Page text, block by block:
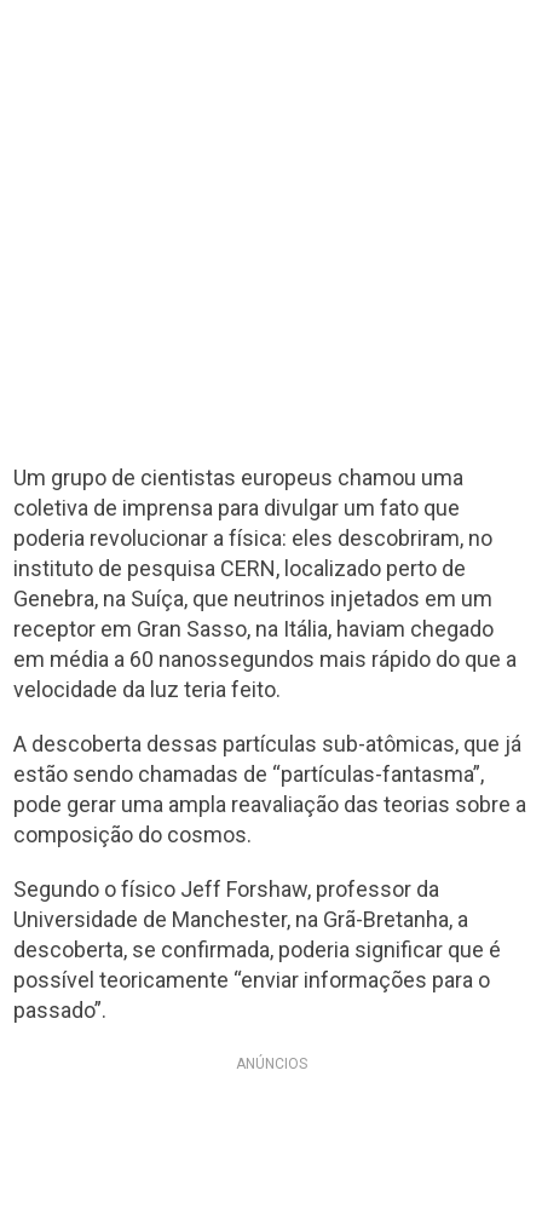
Um grupo de cientistas europeus chamou uma
coletiva de imprensa para divulgar um fato que
poderia revolucionar a física: eles descobriram, no
instituto de pesquisa CERN, localizado perto de
Genebra, na Suíça, que neutrinos injetados em um
receptor em Gran Sasso, na Itália, haviam chegado
em média a 60 nanossegundos mais rápido do que a
velocidade da luz teria feito.
A descoberta dessas partículas sub-atômicas, que já
estão sendo chamadas de “partículas-fantasma”,
pode gerar uma ampla reavaliação das teorias sobre a
composição do cosmos.
Segundo o físico Jeff Forshaw, professor da
Universidade de Manchester, na Grã-Bretanha, a
descoberta, se confirmada, poderia significar que é
possível teoricamente “enviar informações para o
passado”.
ANÚNCIOS